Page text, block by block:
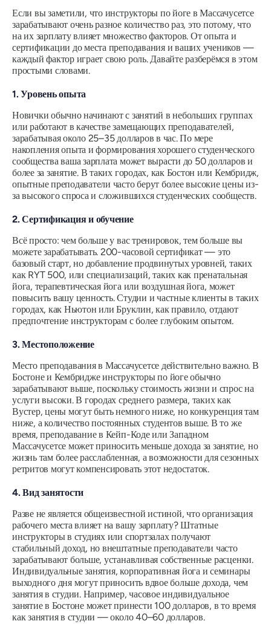
Если вы заметили, что инструкторы по йоге в Массачусетсе
зарабатывают очень разное количество раз, это потому, что
на их зарплату влияет множество факторов. От опыта и
сертификации до места преподавания и ваших учеников —
каждый фактор играет свою роль. Давайте разберёмся в этом
простыми словами.
1. Уровень опыта
Новички обычно начинают с занятий в небольших группах
или работают в качестве замещающих преподавателей,
зарабатывая около 25–35 долларов в час. По мере
накопления опыта и формирования хорошего студенческого
сообщества ваша зарплата может вырасти до 50 долларов и
более за занятие. В таких городах, как Бостон или Кембридж,
опытные преподаватели часто берут более высокие цены из-
за высокого спроса и сложившихся студенческих сообществ.
2. Сертификация и обучение
Всё просто: чем больше у вас тренировок, тем больше вы
можете зарабатывать. 200-часовой сертификат — это
базовый старт, но добавление продвинутых уровней, таких
как RYT 500, или специализаций, таких как пренатальная
йога, терапевтическая йога или воздушная йога, может
повысить вашу ценность. Студии и частные клиенты в таких
городах, как Ньютон или Бруклин, как правило, отдают
предпочтение инструкторам с более глубоким опытом.
3. Местоположение
Место преподавания в Массачусетсе действительно важно. В
Бостоне и Кембридже инструкторы по йоге обычно
зарабатывают выше, поскольку стоимость жизни и спрос на
услуги высоки. В городах среднего размера, таких как
Вустер, цены могут быть немного ниже, но конкуренция там
ниже, а количество постоянных студентов выше. В то же
время, преподавание в Кейп-Коде или Западном
Массачусетсе может приносить меньше дохода за занятие, но
жизнь там более расслабленная, а возможности для сезонных
ретритов могут компенсировать этот недостаток.
4. Вид занятости
Разве не является общеизвестной истиной, что организация
рабочего места влияет на вашу зарплату? Штатные
инструкторы в студиях или спортзалах получают
стабильный доход, но внештатные преподаватели часто
зарабатывают больше, устанавливая собственные расценки.
Индивидуальные занятия, корпоративная йога и семинары
выходного дня могут приносить вдвое больше дохода, чем
занятия в студии. Например, часовое индивидуальное
занятие в Бостоне может принести 100 долларов, в то время
как занятия в студии — около 40–60 долларов.